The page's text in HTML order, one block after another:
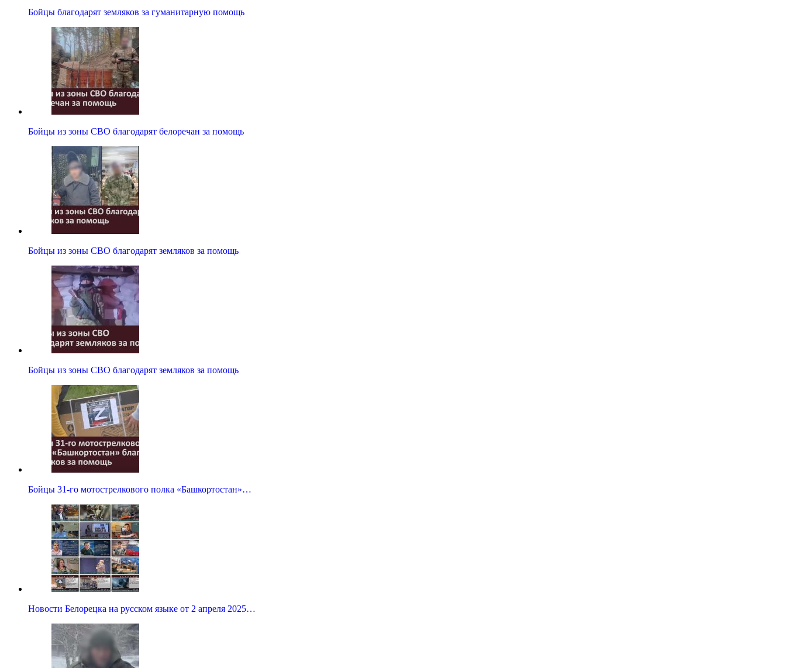
Бойцы благодарят земляков за гуманитарную помощь
Бойцы из зоны СВО благодарят белоречан за помощь
Бойцы из зоны СВО благодарят земляков за помощь
Бойцы из зоны СВО благодарят земляков за помощь
Бойцы 31-го мотострелкового полка «Башкортостан»…
Новости Белорецка на русском языке от 2 апреля 2025…